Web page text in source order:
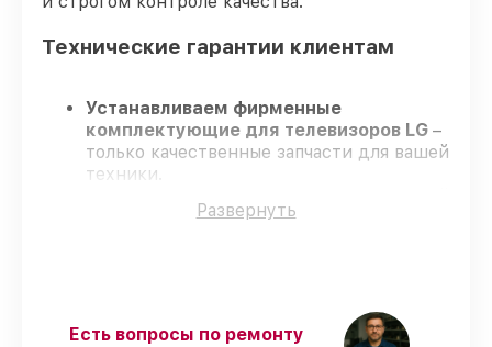
Технические гарантии клиентам
Устанавливаем фирменные
комплектующие для телевизоров LG –
только качественные запчасти для вашей
техники.
отбор, что гарантирует высокий уровень
услуги и детали для телевизоров LG
Развернуть
Есть вопросы по ремонту